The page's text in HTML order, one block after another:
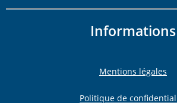
Informations
Mentions légales
Politique de